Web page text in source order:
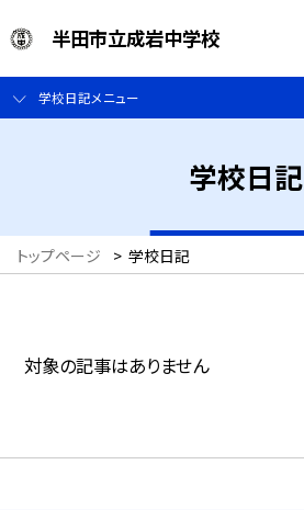
半田市立成岩中学校
学校日記メニュー
学校日記
トップページ > 学校日記
対象の記事はありません